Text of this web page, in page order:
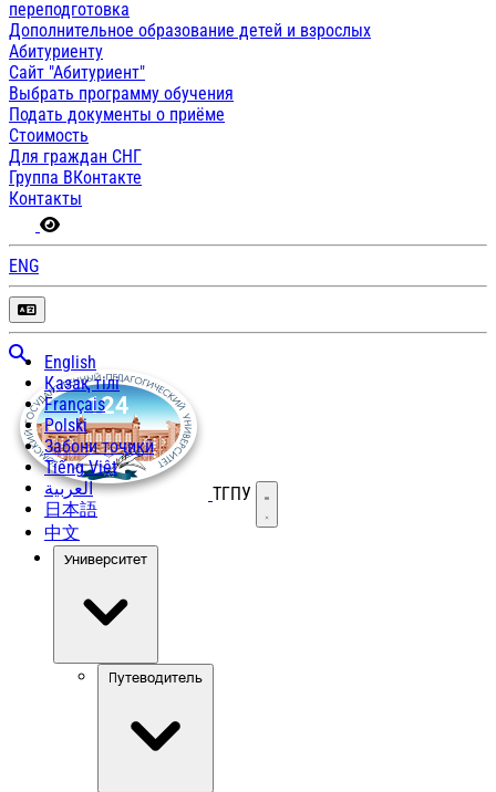
переподготовка
Дополнительное образование детей и взрослых
Абитуриенту
Сайт "Абитуриент"
Выбрать программу обучения
Подать документы о приёме
Стоимость
Для граждан СНГ
Группа ВКонтакте
Контакты
ENG
English
Қазақ тілі
Français
Polski
Забони тоҷикӣ
Tiếng Việt
العربية
日本語
中文
ТГПУ Открыть меню
Университет
Путеводитель